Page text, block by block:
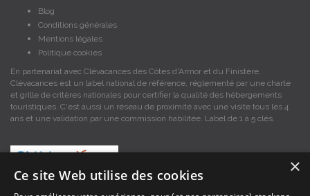
Blog
Conditions générales
Mentions légales
Politique cookies
En partenariat avec Clévacances des Côtes d'Armor et du Finistère,
Clévacances est un label national de référence, réglementé par une charte
et grille de critères nationales pour certifier la qualité des hébergements
touristiques. C'est aussi un réseau de proximité avec une visite tous les 4
ans et une validation par une commission habilitée. Label de 1 à 5 clés.
×
Ce site Web utilise des cookies